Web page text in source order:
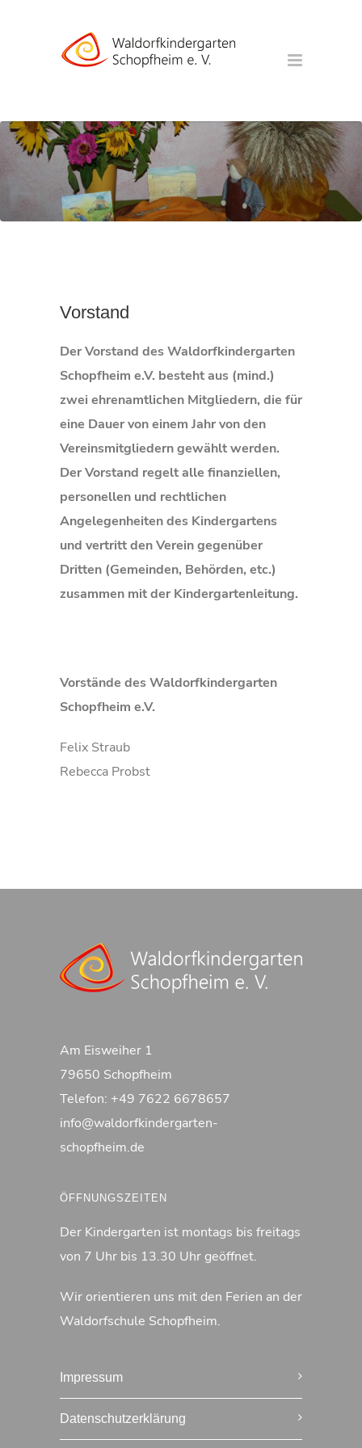
Vorstand
Der Vorstand des Waldorfkindergarten
Schopfheim e.V. besteht aus (mind.)
zwei ehrenamtlichen Mitgliedern, die für
eine Dauer von einem Jahr von den
Vereinsmitgliedern gewählt werden.
Der Vorstand regelt alle finanziellen,
personellen und rechtlichen
Angelegenheiten des Kindergartens
und vertritt den Verein gegenüber
Dritten (Gemeinden, Behörden, etc.)
zusammen mit der Kindergartenleitung.
Vorstände des Waldorfkindergarten
Schopfheim e.V.
Felix Straub
Rebecca Probst
Am Eisweiher 1
79650 Schopfheim
Telefon: +49 7622 6678657
info@waldorfkindergarten-
schopfheim.de
ÖFFNUNGSZEITEN
Der Kindergarten ist montags bis freitags
von 7 Uhr bis 13.30 Uhr geöffnet.
Wir orientieren uns mit den Ferien an der
Waldorfschule Schopfheim.
Impressum
Datenschutzerklärung